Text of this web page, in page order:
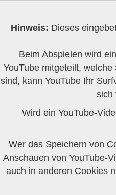
Hinweis: Dieses
Beim Abspielen wird
YouTube mitgeteilt,
sind, kann YouTube Ihr
sich
Wird ein YouTube-
Wer das Speichern von
Anschauen von YouTube-
auch in anderen Cookies